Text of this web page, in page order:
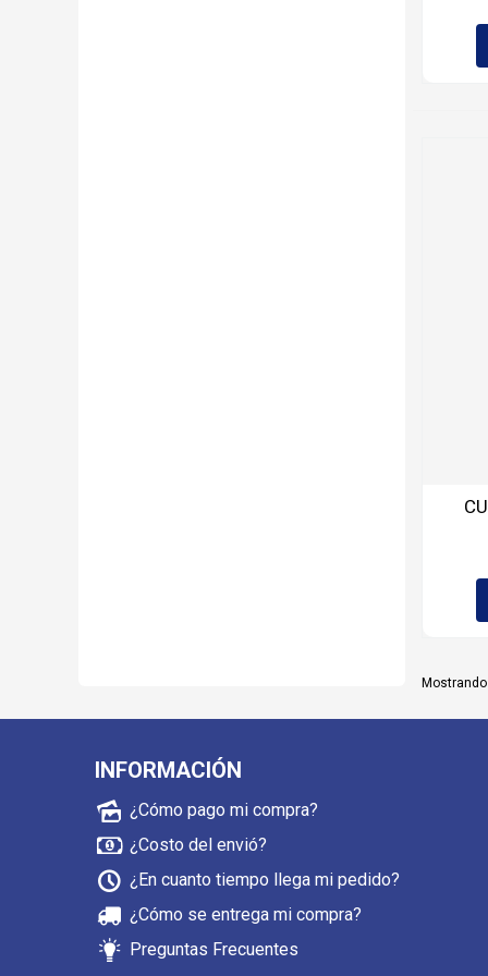
INFORMACIÓN
¿Cómo pago mi compra?
¿Costo del envió?
¿En cuanto tiempo llega mi pedido?
¿Cómo se entrega mi compra?
Preguntas Frecuentes